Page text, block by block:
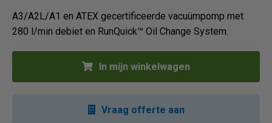
A3/A2L/A1 en ATEX gecertificeerde vacuümpomp met
280 l/min debiet en RunQuick™ Oil Change System.
In mijn winkelwagen
Vraag offerte aan